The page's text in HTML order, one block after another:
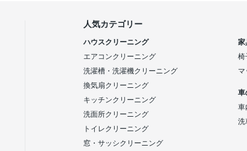
人気カテゴリー
ハウスクリーニング
エアコンクリーニング
洗濯槽・洗濯機クリーニング
換気扇クリーニング
キッチンクリーニング
洗面所クリーニング
トイレクリーニング
窓・サッシクリーニング
家
椅
車
車
洗